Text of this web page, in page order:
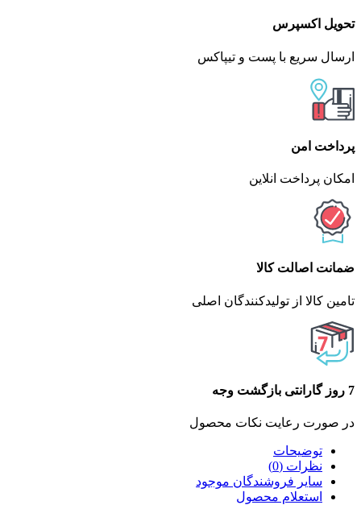
تحویل اکسپرس
ارسال سریع با پست و تیپاکس
پرداخت امن
امکان پرداخت انلاین
ضمانت اصالت کالا
تامین کالا از تولیدکنندگان اصلی
7 روز گارانتی بازگشت وجه
در صورت رعایت نکات محصول
توضیحات
نظرات (0)
سایر فروشندگان موجود
استعلام محصول